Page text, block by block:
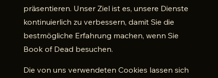
präsentieren. Unser Ziel ist es, unsere Dienste
kontinuierlich zu verbessern, damit Sie die
bestmögliche Erfahrung machen, wenn Sie
Book of Dead besuchen.
Die von uns verwendeten Cookies lassen sich